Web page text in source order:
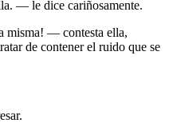
— le dice cariñosamente.
misma! — contesta ella,
de contener el ruido que se